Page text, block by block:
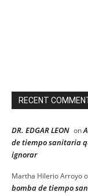
RECENT
DR. EDGAR LEON on
de tiempo sanitaria
ignorar
Martha Hilerio Arroyo
bomba de tiempo